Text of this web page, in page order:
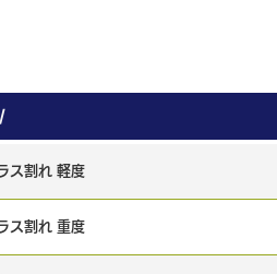
ス割れ 軽度
ス割れ 重度